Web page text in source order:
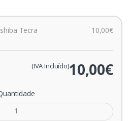
Tecra
10,00€
10,00€
(IVA Incluído)